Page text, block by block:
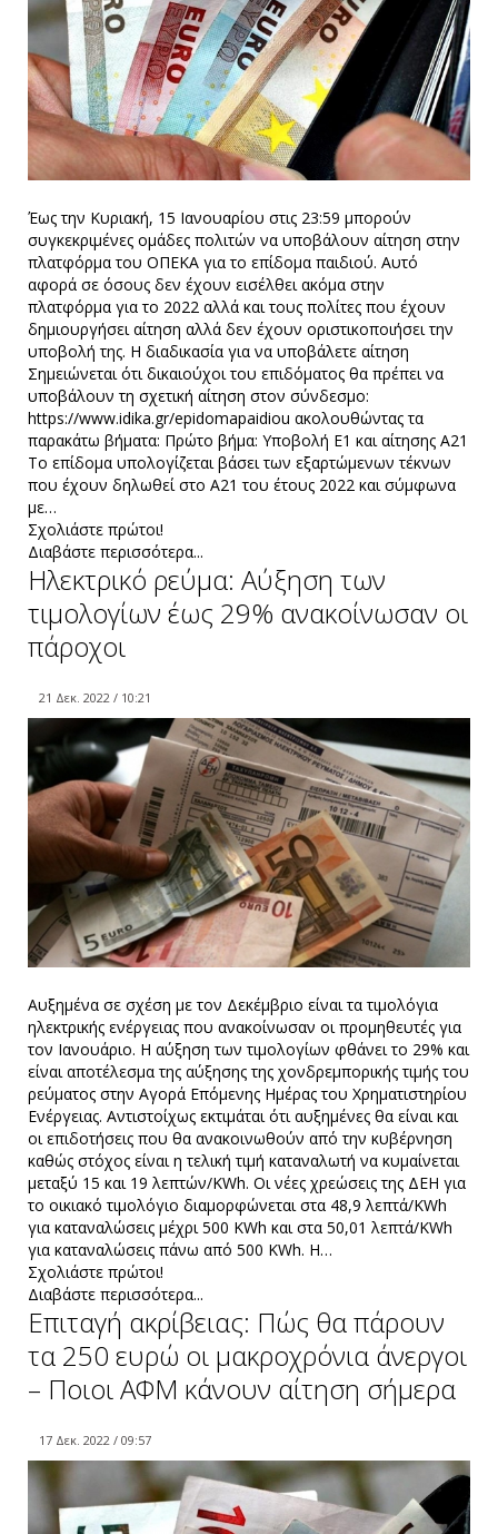
Έως την Κυριακή, 15 Ιανουαρίου στις 23:59 μπορούν
συγκεκριμένες ομάδες πολιτών να υποβάλουν αίτηση στην
πλατφόρμα του ΟΠΕΚΑ για το επίδομα παιδιού. Αυτό
αφορά σε όσους δεν έχουν εισέλθει ακόμα στην
πλατφόρμα για το 2022 αλλά και τους πολίτες που έχουν
δημιουργήσει αίτηση αλλά δεν έχουν οριστικοποιήσει την
υποβολή της. Η διαδικασία για να υποβάλετε αίτηση
Σημειώνεται ότι δικαιούχοι του επιδόματος θα πρέπει να
υποβάλουν τη σχετική αίτηση στον σύνδεσμο:
https://www.idika.gr/epidomapaidiou ακολουθώντας τα
παρακάτω βήματα: Πρώτο βήμα: Υποβολή Ε1 και αίτησης Α21
Το επίδομα υπολογίζεται βάσει των εξαρτώμενων τέκνων
που έχουν δηλωθεί στο Α21 του έτους 2022 και σύμφωνα
με…
Σχολιάστε πρώτοι!
Διαβάστε περισσότερα...
Ηλεκτρικό ρεύμα: Αύξηση των
τιμολογίων έως 29% ανακοίνωσαν οι
πάροχοι
21 Δεκ. 2022 / 10:21
Αυξημένα σε σχέση με τον Δεκέμβριο είναι τα τιμολόγια
ηλεκτρικής ενέργειας που ανακοίνωσαν οι προμηθευτές για
τον Ιανουάριο. Η αύξηση των τιμολογίων φθάνει το 29% και
είναι αποτέλεσμα της αύξησης της χονδρεμπορικής τιμής του
ρεύματος στην Αγορά Επόμενης Ημέρας του Χρηματιστηρίου
Ενέργειας. Αντιστοίχως εκτιμάται ότι αυξημένες θα είναι και
οι επιδοτήσεις που θα ανακοινωθούν από την κυβέρνηση
καθώς στόχος είναι η τελική τιμή καταναλωτή να κυμαίνεται
μεταξύ 15 και 19 λεπτών/KWh. Οι νέες χρεώσεις της ΔΕΗ για
το οικιακό τιμολόγιο διαμορφώνεται στα 48,9 λεπτά/KWh
για καταναλώσεις μέχρι 500 KWh και στα 50,01 λεπτά/KWh
για καταναλώσεις πάνω από 500 KWh. Η…
Σχολιάστε πρώτοι!
Διαβάστε περισσότερα...
Επιταγή ακρίβειας: Πώς θα πάρουν
τα 250 ευρώ οι μακροχρόνια άνεργοι
– Ποιοι ΑΦΜ κάνουν αίτηση σήμερα
17 Δεκ. 2022 / 09:57